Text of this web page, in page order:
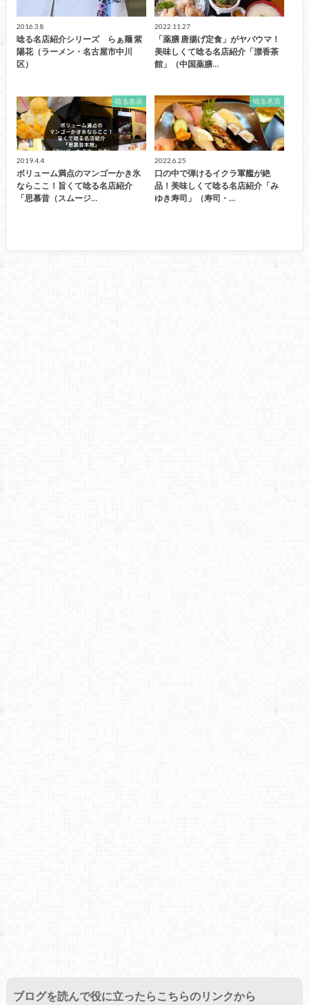
2016.3.8
唸る名店紹介シリーズ らぁ麺 紫
陽花（ラーメン・名古屋市中川
区）
2022.11.27
「薬膳 唐揚げ定食」がヤバウマ！
美味しくて唸る名店紹介「漂香茶
館」（中国薬膳…
唸る名店
2019.4.4
ボリューム満点のマンゴーかき氷
ならここ！旨くて唸る名店紹介
「思慕昔（スムージ…
唸る名店
2022.6.25
口の中で弾けるイクラ軍艦が絶
品！美味しくて唸る名店紹介「み
ゆき寿司」（寿司・…
ブログを読んで役に立ったらこちらのリンクから